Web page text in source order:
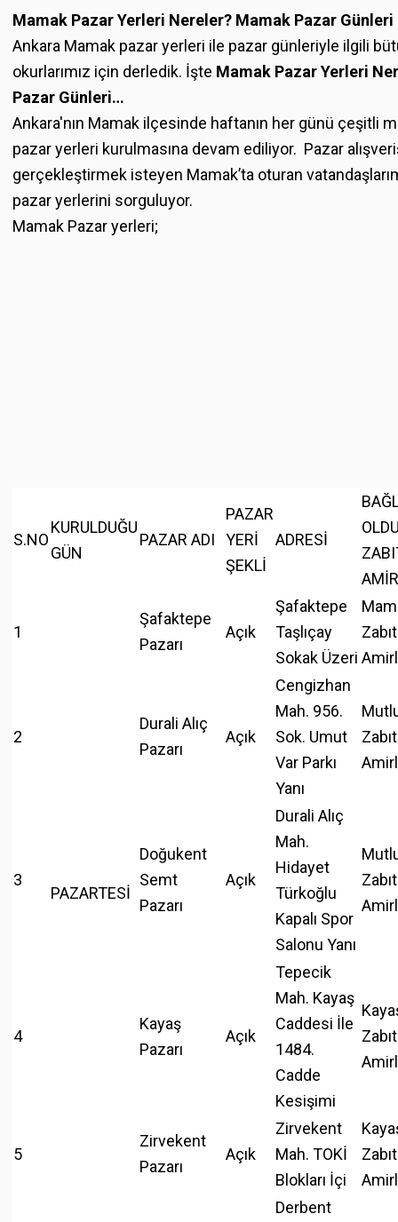
Mamak Pazar Yerleri Nereler? Mamak Pazar Günleri
Ankara Mamak pazar yerleri ile pazar günleriyle ilgili
okurlarımız için derledik. İşte Mamak Pazar Yerleri
Pazar Günleri…
Ankara'nın Mamak ilçesinde haftanın her günü çeşitli
pazar yerleri kurulmasına devam ediliyor. Pazar
gerçekleştirmek isteyen Mamak’ta oturan
pazar yerlerini sorguluyor.
Mamak Pazar yerleri;
S.NO
KURULDUĞU
GÜN
PAZAR ADI
PAZAR
YERİ
ŞEKLİ
ADRESİ
1
PAZARTESİ
Şafaktepe
Pazarı
Açık
Şafaktepe
Taşlıçay
Sokak Üzeri
2
Durali Alıç
Pazarı
Açık
Cengizhan
Mah. 956.
Sok. Umut
Var Parkı
Yanı
3
Doğukent
Semt
Pazarı
Açık
Durali Alıç
Mah.
Hidayet
Türkoğlu
Kapalı Spor
Salonu Yanı
4
Kayaş
Pazarı
Açık
Tepecik
Mah. Kayaş
Caddesi İle
1484.
Cadde
Kesişimi
5
Zirvekent
Pazarı
Açık
Zirvekent
Mah. TOKİ
Blokları İçi
Derbent